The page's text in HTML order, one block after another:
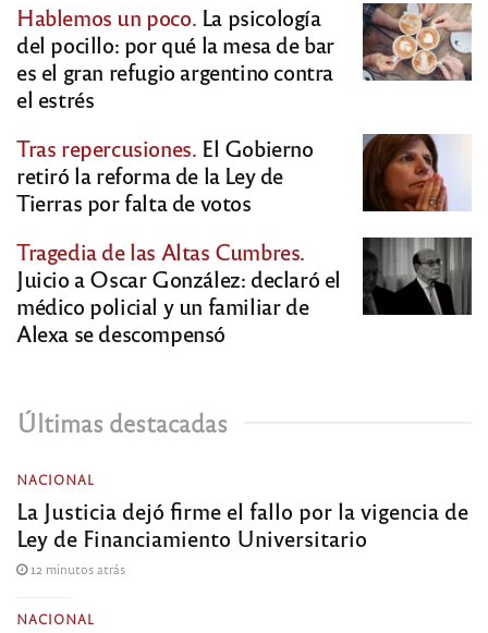
Hablemos un poco. La psicología
del pocillo: por qué la mesa de bar
es el gran refugio argentino contra
el estrés
Tras repercusiones. El Gobierno
retiró la reforma de la Ley de
Tierras por falta de votos
Tragedia de las Altas Cumbres.
Juicio a Oscar González: declaró el
médico policial y un familiar de
Alexa se descompensó
Últimas destacadas
NACIONAL
La Justicia dejó firme el fallo por la vigencia de
Ley de Financiamiento Universitario
12 minutos atrás
NACIONAL